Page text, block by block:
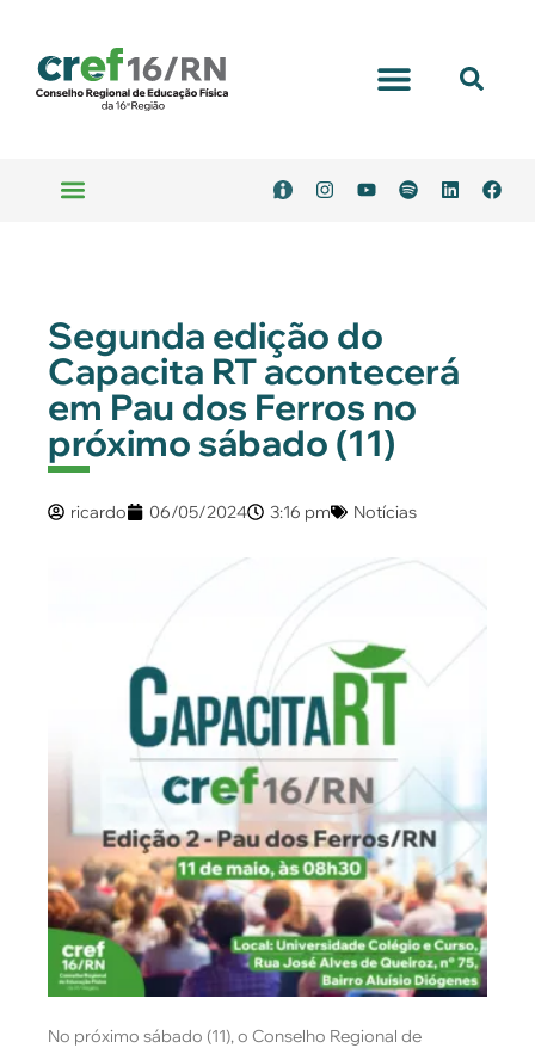
Segunda edição do
Capacita RT acontecerá
em Pau dos Ferros no
próximo sábado (11)
ricardo 06/05/2024 3:16 pm Notícias
No próximo sábado (11), o Conselho Regional de